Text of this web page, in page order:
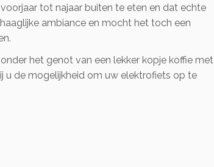
tot najaar buiten te eten en dat echte
ambiance en mocht het toch een
het genot van een lekker kopje koffie met
u de mogelijkheid om uw elektrofiets op te